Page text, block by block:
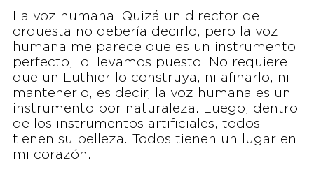
La voz humana. Quizá un director de
orquesta no debería decirlo, pero la voz
humana me parece que es un instrumento
perfecto; lo llevamos puesto. No requiere
que un Luthier lo construya, ni afinarlo, ni
mantenerlo, es decir, la voz humana es un
instrumento por naturaleza. Luego, dentro
de los instrumentos artificiales, todos
tienen su belleza. Todos tienen un lugar en
mi corazón.